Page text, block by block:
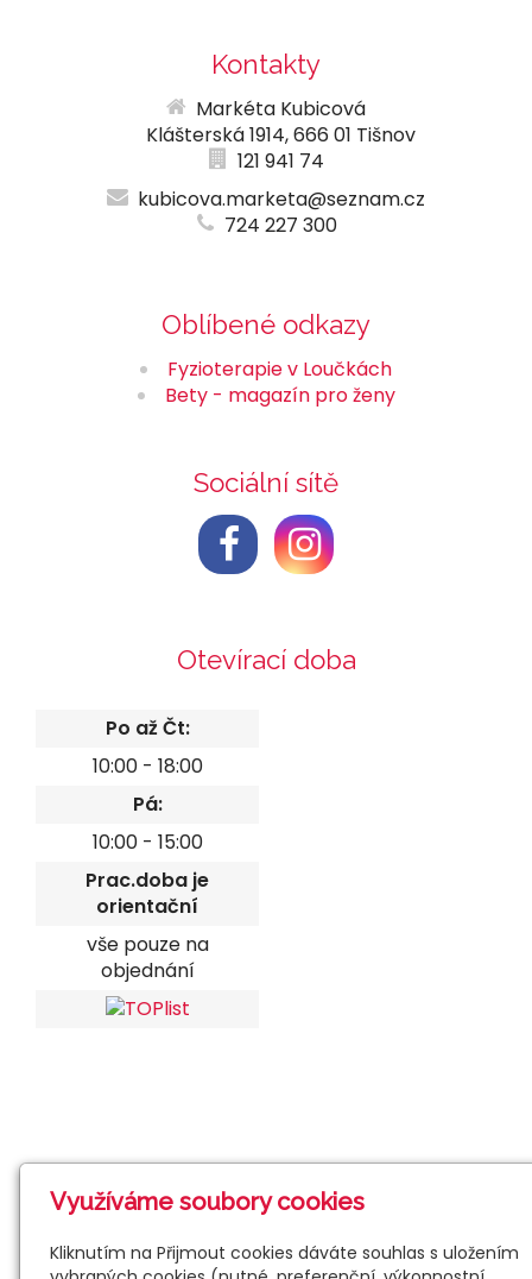
Kontakty
Markéta Kubicová
Klášterská 1914, 666 01 Tišnov
121 941 74
kubicova.marketa@seznam.cz
724 227 300
Oblíbené odkazy
Fyzioterapie v Loučkách
Bety - magazín pro ženy
Sociální sítě
Otevírací doba
Po až Čt:
10:00 - 18:00
Pá:
10:00 - 15:00
Prac.doba je
orientační
vše pouze na
objednání
Využíváme soubory cookies
Kliknutím na Přijmout cookies dáváte souhlas s uložením